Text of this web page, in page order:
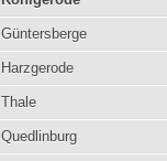
Güntersberge
Harzgerode
Thale
Quedlinburg